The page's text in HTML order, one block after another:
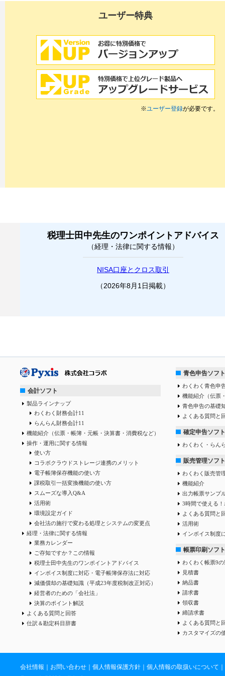
ユーザー特典
※ユーザー登録が必要です。
税理士田中先生のワンポイントアドバイス
（経理・法律に関する情報）
NISA口座とクロス取引
（2026年8月1日掲載）
会計ソフト
製品ラインナップ
わくわく財務会計11
らんらん財務会計11
機能紹介（伝票・帳簿・元帳・決算書・消費税など）
操作・運用に関する情報
使い方
コラボクラウドストレージ連携のメリット
電子帳簿保存機能の使い方
課税取引一括変換機能の使い方
スムーズな導入Q&A
活用術
環境設定ガイド
会社法の施行で変わる処理とシステムの変更点
経理・法律に関する情報
業務カレンダー
ご存知ですか？この情報
税理士田中先生のワンポイントアドバイス
インボイス制度に対応・電子帳簿保存法に対応
減価償却の基礎知識（平成23年度税制改正対応）
経営者のための「会社法」
決算のポイント解説
よくある質問と回答
仕訳＆勘定科目辞書
青色申告ソフト
わくわく青色申
機能紹介（伝票
青色申告の基礎
よくある質問と
確定申告ソフト
わくわく・らん
販売管理ソフト
わくわく販売管
機能紹介
出力帳票サンプ
3時間で使える
よくある質問と
活用術
インボイス制度
帳票印刷ソフト
わくわく帳票9
見積書
納品書
請求書
領収書
締請求書
よくある質問と
カスタマイズの
会社情報 お問い合わせ 個人情報保護方針 個人情報の取扱いについて